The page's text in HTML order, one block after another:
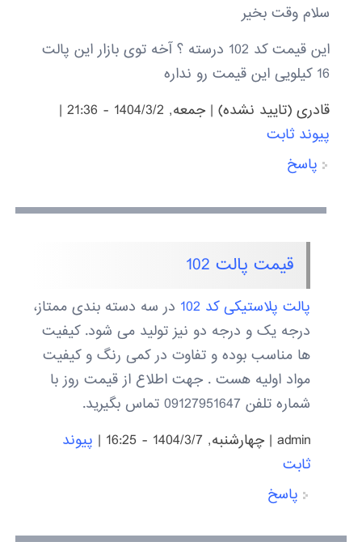
سلام وقت بخیر
این قیمت کد 102 درسته ؟ آخه توی بازار این پالت
16 کیلویی این قیمت رو نداره
قادری (تایید نشده)| جمعه, 1404/3/2 - 21:36
|
پیوند ثابت
پاسخ
قیمت پالت 102
پالت پلاستیکی کد 102
در سه دسته بندی ممتاز،
درجه یک و درجه دو نیز تولید می شود. کیفیت
ها مناسب بوده و تفاوت در کمی رنگ و کیفیت
مواد اولیه هست . جهت اطلاع از قیمت روز با
شماره تلفن 09127951647 تماس بگیرید.
admin
| چهارشنبه, 1404/3/7 - 16:25 | پیوند
ثابت
پاسخ